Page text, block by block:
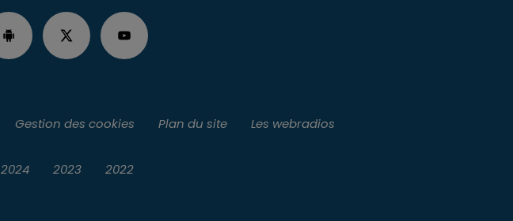
Gestion des cookies Plan du site Les webradios
2024 2023 2022